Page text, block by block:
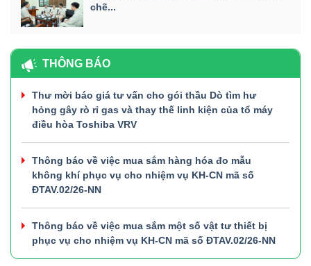
chẽ...
THÔNG BÁO
Thư mời báo giá tư vấn cho gói thầu Dò tìm hư
hỏng gây rò rỉ gas và thay thế linh kiện của tổ máy
điều hòa Toshiba VRV
Thông báo về việc mua sắm hàng hóa đo mẫu
không khí phục vụ cho nhiệm vụ KH-CN mã số
ĐTAV.02/26-NN
Thông báo về việc mua sắm một số vật tư thiết bị
phục vụ cho nhiệm vụ KH-CN mã số ĐTAV.02/26-NN